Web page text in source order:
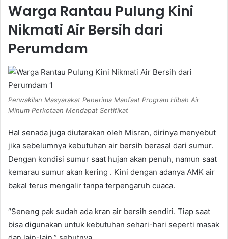
Warga Rantau Pulung Kini
Nikmati Air Bersih dari
Perumdam
Perwakilan Masyarakat Penerima Manfaat Program Hibah Air
Minum Perkotaan Mendapat Sertifikat
Hal senada juga diutarakan oleh Misran, dirinya menyebut
jika sebelumnya kebutuhan air bersih berasal dari sumur.
Dengan kondisi sumur saat hujan akan penuh, namun saat
kemarau sumur akan kering . Kini dengan adanya AMK air
bakal terus mengalir tanpa terpengaruh cuaca.
“Seneng pak sudah ada kran air bersih sendiri. Tiap saat
bisa digunakan untuk kebutuhan sehari-hari seperti masak